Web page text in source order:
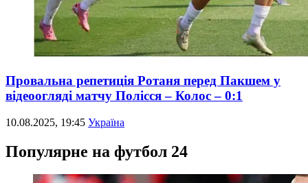
Провальна репетиція Ротаня перед Пакшем у
відеоогляді матчу Полісся – Колос – 0:1
10.08.2025, 19:45 Україна
Популярне на футбол 24